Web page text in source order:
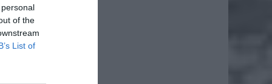
of the
List of